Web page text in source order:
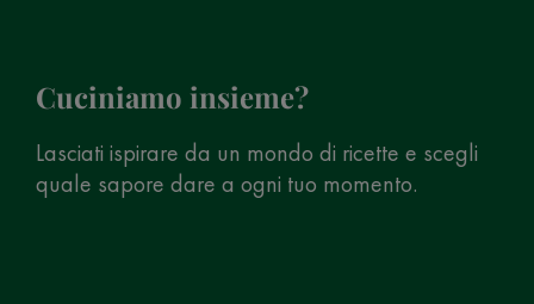
Cuciniamo insieme?
Lasciati ispirare da un mondo di ricette e scegli
quale sapore dare a ogni tuo momento.